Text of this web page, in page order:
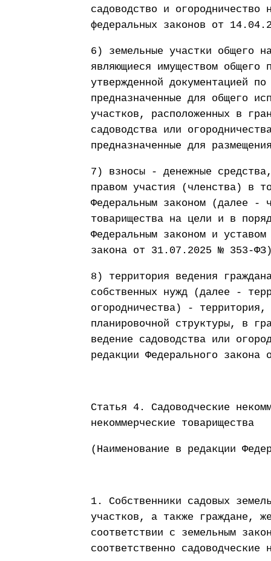
садоводство и
федеральных законов от
6) земельные участки общего
являющиеся имуществом общего
утвержденной документацией
предназначенные для общего
участков, расположенных в
садоводства или
предназначенные для
7) взносы - денежные
правом участия (членства) в
Федеральным законом (далее -
товарищества на цели и в
Федеральным законом и
закона от 31.07.2025 № 353-
8) территория ведения
собственных нужд (далее -
огородничества) - территория,
планировочной структуры, в
ведение садоводства или
редакции Федерального
Статья 4. Садоводческие
некоммерческие товарищества
(Наименование в редакции
1. Собственники садовых
участков, а также граждане,
соответствии с земельным
соответственно садоводческие